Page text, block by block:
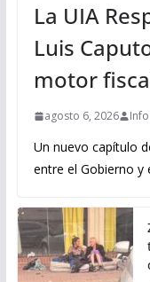
La UIA
Luis
motor
agosto 6, 2026
Un nuevo capítulo
entre el Gobierno y